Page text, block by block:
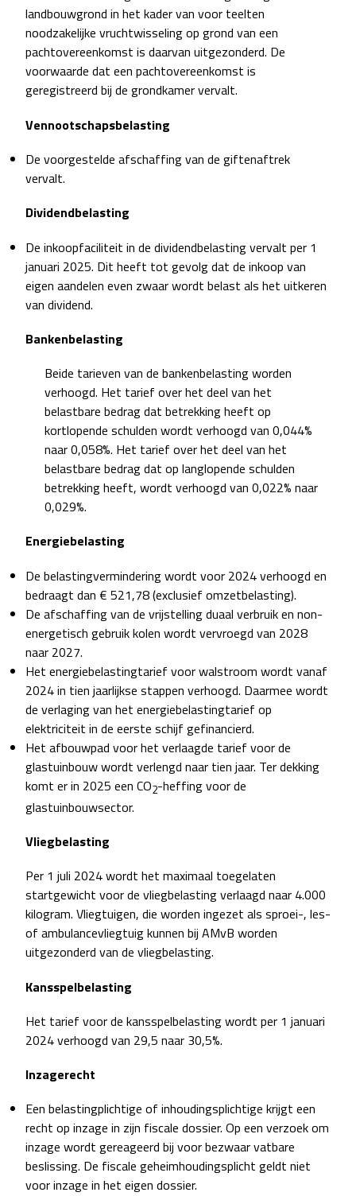
landbouwgrond in het kader van voor teelten
noodzakelijke vruchtwisseling op grond van een
pachtovereenkomst is daarvan uitgezonderd. De
voorwaarde dat een pachtovereenkomst is
geregistreerd bij de grondkamer vervalt.
Vennootschapsbelasting
De voorgestelde afschaffing van de giftenaftrek
vervalt.
Dividendbelasting
De inkoopfaciliteit in de dividendbelasting vervalt per 1
januari 2025. Dit heeft tot gevolg dat de inkoop van
eigen aandelen even zwaar wordt belast als het uitkeren
van dividend.
Bankenbelasting
Beide tarieven van de bankenbelasting worden
verhoogd. Het tarief over het deel van het
belastbare bedrag dat betrekking heeft op
kortlopende schulden wordt verhoogd van 0,044%
naar 0,058%. Het tarief over het deel van het
belastbare bedrag dat op langlopende schulden
betrekking heeft, wordt verhoogd van 0,022% naar
0,029%.
Energiebelasting
De belastingvermindering wordt voor 2024 verhoogd en
bedraagt dan € 521,78 (exclusief omzetbelasting).
De afschaffing van de vrijstelling duaal verbruik en non-
energetisch gebruik kolen wordt vervroegd van 2028
naar 2027.
Het energiebelastingtarief voor walstroom wordt vanaf
2024 in tien jaarlijkse stappen verhoogd. Daarmee wordt
de verlaging van het energiebelastingtarief op
elektriciteit in de eerste schijf gefinancierd.
Het afbouwpad voor het verlaagde tarief voor de
glastuinbouw wordt verlengd naar tien jaar. Ter dekking
komt er in 2025 een CO2-heffing voor de
glastuinbouwsector.
Vliegbelasting
Per 1 juli 2024 wordt het maximaal toegelaten
startgewicht voor de vliegbelasting verlaagd naar 4.000
kilogram. Vliegtuigen, die worden ingezet als sproei-, les-
of ambulancevliegtuig kunnen bij AMvB worden
uitgezonderd van de vliegbelasting.
Kansspelbelasting
Het tarief voor de kansspelbelasting wordt per 1 januari
2024 verhoogd van 29,5 naar 30,5%.
Inzagerecht
Een belastingplichtige of inhoudingsplichtige krijgt een
recht op inzage in zijn fiscale dossier. Op een verzoek om
inzage wordt gereageerd bij voor bezwaar vatbare
beslissing. De fiscale geheimhoudingsplicht geldt niet
voor inzage in het eigen dossier.